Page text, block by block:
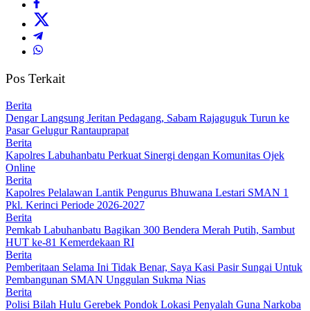
Pos Terkait
Berita
Dengar Langsung Jeritan Pedagang, Sabam Rajaguguk Turun ke
Pasar Gelugur Rantauprapat
Berita
Kapolres Labuhanbatu Perkuat Sinergi dengan Komunitas Ojek
Online
Berita
Kapolres Pelalawan Lantik Pengurus Bhuwana Lestari SMAN 1
Pkl. Kerinci Periode 2026-2027
Berita
Pemkab Labuhanbatu Bagikan 300 Bendera Merah Putih, Sambut
HUT ke-81 Kemerdekaan RI
Berita
Pemberitaan Selama Ini Tidak Benar, Saya Kasi Pasir Sungai Untuk
Pembangunan SMAN Unggulan Sukma Nias
Berita
Polisi Bilah Hulu Gerebek Pondok Lokasi Penyalah Guna Narkoba